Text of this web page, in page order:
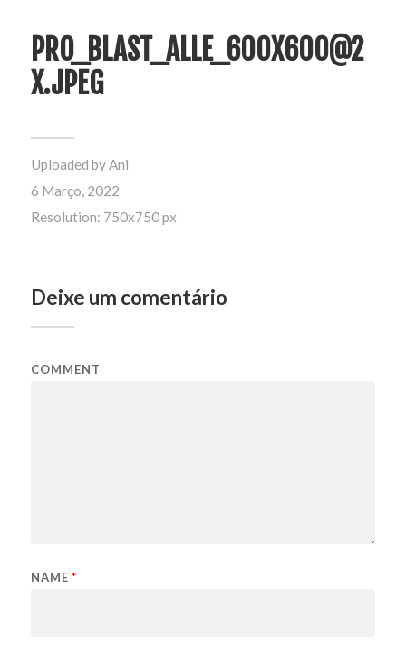
PRO_BLAST_ALLE_600X600@2
X.JPEG
Uploaded byAni
6 Março, 2022
Resolution: 750x750 px
Deixe um comentário
COMMENT
NAME *